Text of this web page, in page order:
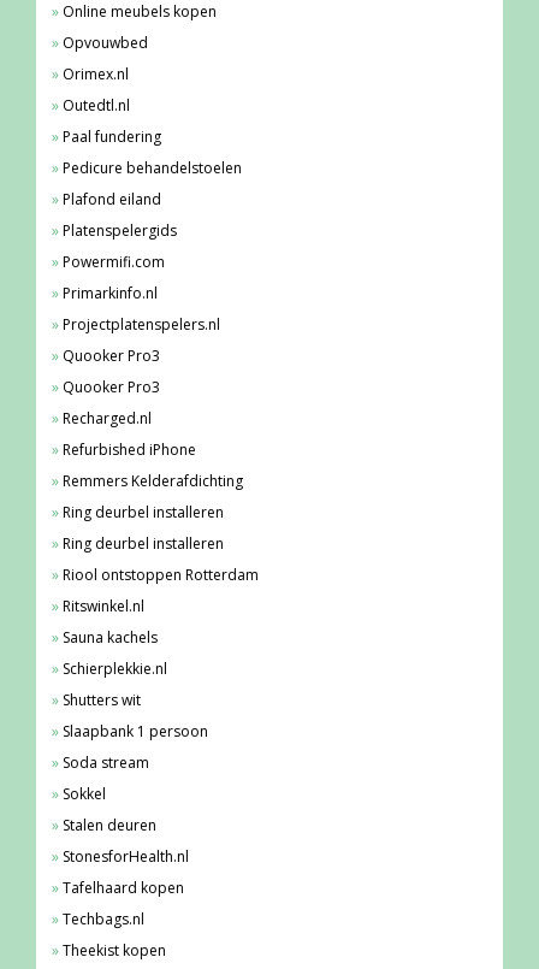
Online meubels kopen
Opvouwbed
Orimex.nl
Outedtl.nl
Paal fundering
Pedicure behandelstoelen
Plafond eiland
Platenspelergids
Powermifi.com
Primarkinfo.nl
Projectplatenspelers.nl
Quooker Pro3
Quooker Pro3
Recharged.nl
Refurbished iPhone
Remmers Kelderafdichting
Ring deurbel installeren
Ring deurbel installeren
Riool ontstoppen Rotterdam
Ritswinkel.nl
Sauna kachels
Schierplekkie.nl
Shutters wit
Slaapbank 1 persoon
Soda stream
Sokkel
Stalen deuren
StonesforHealth.nl
Tafelhaard kopen
Techbags.nl
Theekist kopen